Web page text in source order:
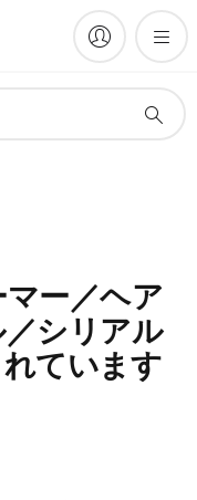
ー／ヘア
シリアル
ています